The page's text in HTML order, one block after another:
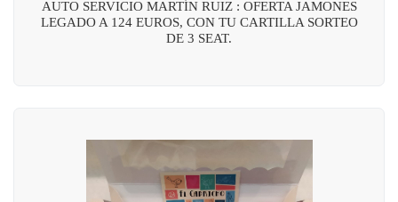
AUTO SERVICIO MARTÍN RUIZ : OFERTA JAMONES
LEGADO A 124 EUROS, CON TU CARTILLA SORTEO
DE 3 SEAT.